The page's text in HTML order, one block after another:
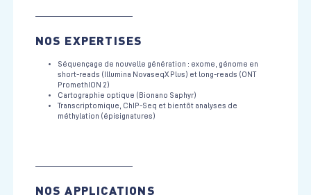
NOS EXPERTISES
Séquençage de nouvelle génération : exome, génome en
short-reads (Illumina NovaseqX Plus) et long-reads (ONT
PromethION 2)
Cartographie optique (Bionano Saphyr)
Transcriptomique, ChIP-Seq et bientôt analyses de
méthylation (épisignatures)
NOS APPLICATIONS